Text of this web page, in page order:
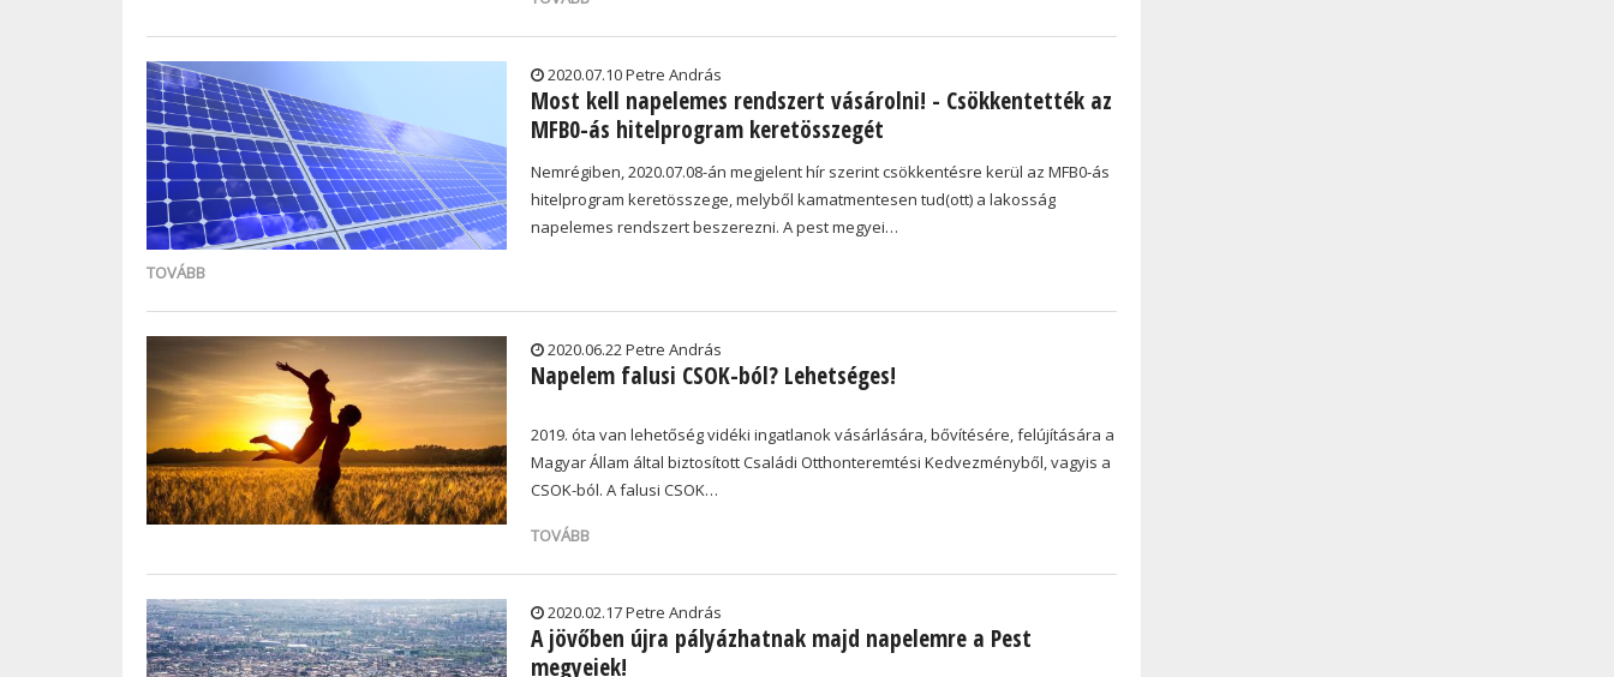
2020.07.10 Petre András
Most kell napelemes rendszert vásárolni! - Csökkentették az
MFB0-ás hitelprogram keretösszegét
Nemrégiben, 2020.07.08-án megjelent hír szerint csökkentésre kerül az MFB0-ás
hitelprogram keretösszege, melyből kamatmentesen tud(ott) a lakosság
napelemes rendszert beszerezni. A pest megyei…
TOVÁBB
2020.06.22 Petre András
Napelem falusi CSOK-ból? Lehetséges!
2019. óta van lehetőség vidéki ingatlanok vásárlására, bővítésére, felújítására a
Magyar Állam által biztosított Családi Otthonteremtési Kedvezményből, vagyis a
CSOK-ból. A falusi CSOK…
TOVÁBB
2020.02.17 Petre András
A jövőben újra pályázhatnak majd napelemre a Pest
megyeiek!